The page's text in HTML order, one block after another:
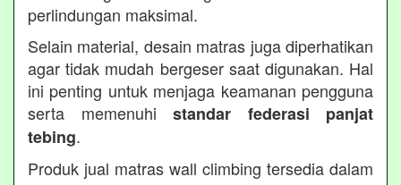
perlindungan maksimal.
Selain material, desain matras juga diperhatikan
agar tidak mudah bergeser saat digunakan. Hal
ini penting untuk menjaga keamanan pengguna
serta memenuhi standar federasi panjat
tebing.
Produk jual matras wall climbing tersedia dalam